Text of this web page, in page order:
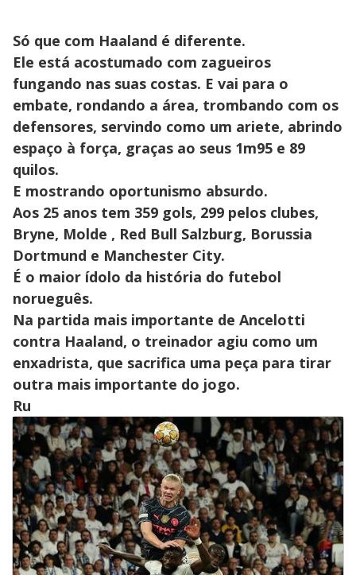
Só que com Haaland é diferente.
Ele está acostumado com zagueiros
fungando nas suas costas. E vai para o
embate, rondando a área, trombando com os
defensores, servindo como um ariete, abrindo
espaço à força, graças ao seus 1m95 e 89
quilos.
E mostrando oportunismo absurdo.
Aos 25 anos tem 359 gols, 299 pelos clubes,
Bryne, Molde , Red Bull Salzburg, Borussia
Dortmund e Manchester City.
É o maior ídolo da história do futebol
norueguês.
Na partida mais importante de Ancelotti
contra Haaland, o treinador agiu como um
enxadrista, que sacrifica uma peça para tirar
outra mais importante do jogo.
Ru